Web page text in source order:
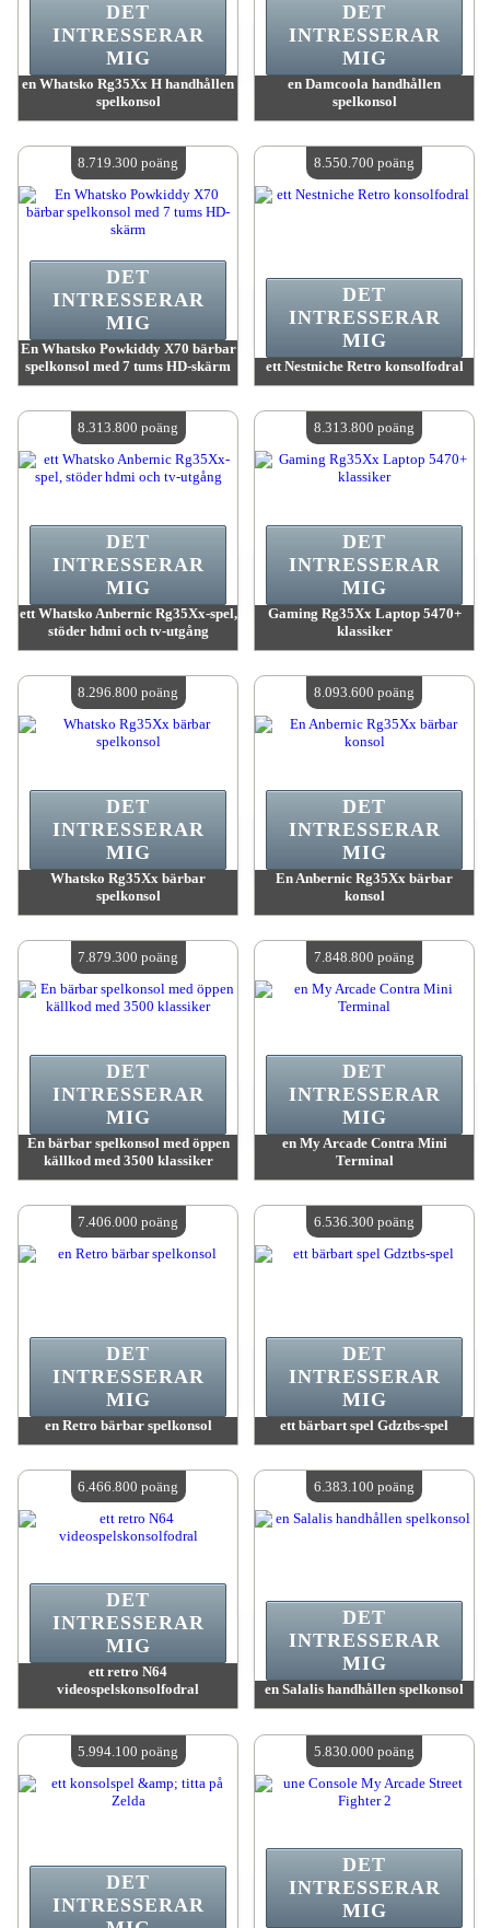
en Whatsko Rg35Xx H handhållen
spelkonsol
Antal tillgängliga:4
DET
INTRESSERAR
MIG
en Damcoola handhållen
spelkonsol
Antal tillgängliga:4
DET
INTRESSERAR
MIG
En Whatsko Powkiddy X70 bärbar
spelkonsol med 7 tums HD-skärm
Antal tillgängliga:4
DET
INTRESSERAR
MIG
8.719.300 poäng
ett Nestniche Retro konsolfodral
Antal tillgängliga:4
DET
INTRESSERAR
MIG
8.550.700 poäng
ett Whatsko Anbernic Rg35Xx-spel,
stöder hdmi och tv-utgång
Antal tillgängliga:4
DET
INTRESSERAR
MIG
8.313.800 poäng
Gaming Rg35Xx Laptop 5470+
klassiker
Antal tillgängliga:4
DET
INTRESSERAR
MIG
8.313.800 poäng
Whatsko Rg35Xx bärbar
spelkonsol
Antal tillgängliga:4
DET
INTRESSERAR
MIG
8.296.800 poäng
En Anbernic Rg35Xx bärbar
konsol
Antal tillgängliga:4
DET
INTRESSERAR
MIG
8.093.600 poäng
En bärbar spelkonsol med öppen
källkod med 3500 klassiker
Antal tillgängliga:4
DET
INTRESSERAR
MIG
7.879.300 poäng
en My Arcade Contra Mini
Terminal
Antal tillgängliga:4
DET
INTRESSERAR
MIG
7.848.800 poäng
en Retro bärbar spelkonsol
Antal tillgängliga:4
DET
INTRESSERAR
MIG
7.406.000 poäng
ett bärbart spel Gdztbs-spel
Antal tillgängliga:4
DET
INTRESSERAR
MIG
6.536.300 poäng
ett retro N64
videospelskonsolfodral
Antal tillgängliga:4
DET
INTRESSERAR
MIG
6.466.800 poäng
en Salalis handhållen spelkonsol
Antal tillgängliga:4
DET
INTRESSERAR
MIG
6.383.100 poäng
DET
INTRESSERAR
5.994.100 poäng
DET
INTRESSERAR
MIG
5.830.000 poäng